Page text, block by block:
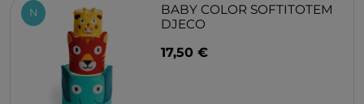
BABY COLOR SOFTITOTEM
DJECO
17,50 €
N